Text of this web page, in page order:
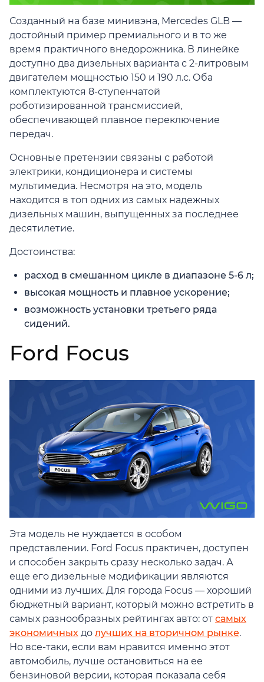
Созданный на базе минивэна, Mercedes GLB —
достойный пример премиального и в то же
время практичного внедорожника. В линейке
доступно два дизельных варианта с 2-литровым
двигателем мощностью 150 и 190 л.с. Оба
комплектуются 8-ступенчатой
роботизированной трансмиссией,
обеспечивающей плавное переключение
передач.
Основные претензии связаны с работой
электрики, кондиционера и системы
мультимедиа. Несмотря на это, модель
находится в топ одних из самых надежных
дизельных машин, выпущенных за последнее
десятилетие.
Достоинства:
расход в смешанном цикле в диапазоне 5-6 л;
высокая мощность и плавное ускорение;
возможность установки третьего ряда
сидений.
Ford Focus
Эта модель не нуждается в особом
представлении. Ford Focus практичен, доступен
и способен закрыть сразу несколько задач. А
еще его дизельные модификации являются
одними из лучших. Для города Focus — хороший
бюджетный вариант, который можно встретить в
самых разнообразных рейтингах авто: от самых
экономичных до лучших на вторичном рынке.
Но все-таки, если вам нравится именно этот
автомобиль, лучше остановиться на ее
бензиновой версии, которая показала себя